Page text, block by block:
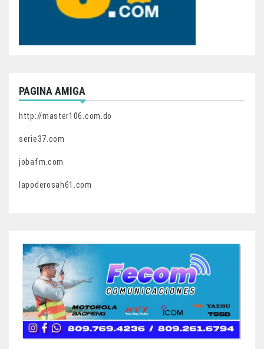
PAGINA AMIGA
http://master106.com.do
serie37.com
jobafm.com
lapoderosah61.com